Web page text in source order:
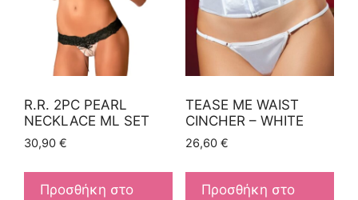
R.R. 2PC PEARL
NECKLACE ML SET
30,90 €
Προσθήκη στο
TEASE ME WAIST
CINCHER – WHITE
26,60 €
Προσθήκη στο